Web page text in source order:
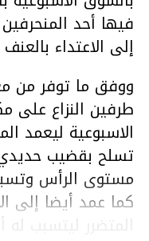
فيها أحد
إلى الاعتداء
ووفق ما توفر من
طرفين النزاع على
الاسبوعية ليعمد
تسلح بقضيب
مستوى الرأس
كما عمد أيضا إلى
المتضرر ليتسبب